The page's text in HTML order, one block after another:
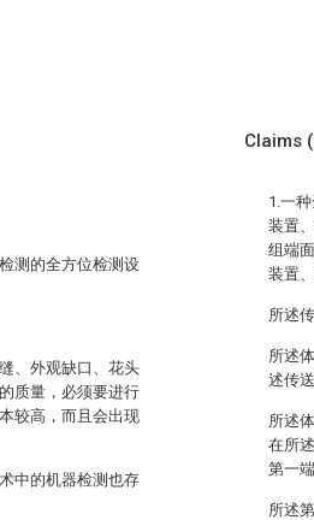
测的全方位检测设
、外观缺口、花头
质量，必须要进行
较高，而且会出现
中的机器检测也存
Claims
1.一
装置
组端
装置
所述
所述
述传
所述
在所
第一
所述